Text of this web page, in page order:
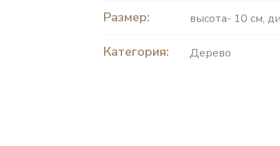
Размер: высота- 10 см,
Категория: Дерево